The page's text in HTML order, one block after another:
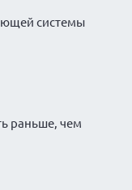
системы
раньше, чем